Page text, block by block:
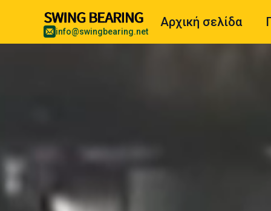
info@swingbearing.net
Αρχική σελίδα